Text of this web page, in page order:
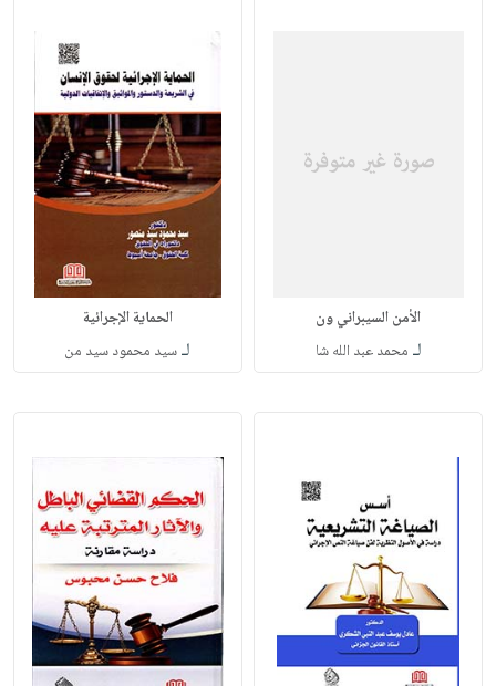
الأمن السيبراني ون
لـ محمد عبد الله شا
الحماية الإجرائية
لـسيد محمود سيد من